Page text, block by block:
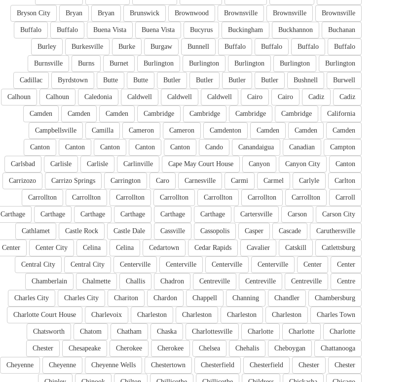
Brownsville
Brownsville
Brownsville
Brownwood
Brunswick
Bryan
Bryan
Bryson City
Buchanan
Buckhannon
Buckingham
Bucyrus
Buena Vista
Buena Vista
Buffalo
Buffalo
Buffalo
Buffalo
Buffalo
Buffalo
Bunnell
Burgaw
Burke
Burkesville
Burley
Burlington
Burlington
Burlington
Burlington
Burlington
Burnet
Burns
Burnsville
Burwell
Bushnell
Butler
Butler
Butler
Butler
Butte
Butte
Byrdstown
Cadillac
Cadiz
Cadiz
Cairo
Cairo
Caldwell
Caldwell
Caldwell
Caledonia
Calhoun
Calhoun
California
Cambridge
Cambridge
Cambridge
Cambridge
Camden
Camden
Camden
Camden
Camden
Camden
Camdenton
Cameron
Cameron
Camilla
Campbellsville
Campton
Canadian
Canandaigua
Cando
Canton
Canton
Canton
Canton
Canton
Canton
Canyon City
Canyon
Cape May Court House
Carlinville
Carlisle
Carlisle
Carlsbad
Carlton
Carlyle
Carmel
Carmi
Carnesville
Caro
Carrington
Carrizo Springs
Carrizozo
Carroll
Carrollton
Carrollton
Carrollton
Carrollton
Carrollton
Carrollton
Carrollton
Carson City
Carson
Cartersville
Carthage
Carthage
Carthage
Carthage
Carthage
Carthage
Caruthersville
Cascade
Casper
Cassopolis
Cassville
Castle Dale
Castle Rock
Cathlamet
Catlettsburg
Catskill
Cavalier
Cedar Rapids
Cedartown
Celina
Celina
Center City
Center
Center
Center
Centerville
Centerville
Centerville
Centerville
Central City
Central City
Centre
Centreville
Centreville
Centreville
Chadron
Challis
Chalmette
Chamberlain
Chambersburg
Chandler
Channing
Chappell
Chardon
Chariton
Charles City
Charles City
Charles Town
Charleston
Charleston
Charleston
Charleston
Charlevoix
Charlotte Court House
Charlotte
Charlotte
Charlotte
Charlottesville
Chaska
Chatham
Chatom
Chatsworth
Chattanooga
Cheboygan
Chehalis
Chelsea
Cherokee
Cherokee
Chesapeake
Chester
Chester
Chester
Chesterfield
Chesterfield
Chestertown
Cheyenne Wells
Cheyenne
Cheyenne